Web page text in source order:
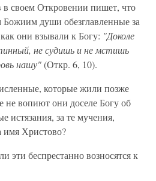
своем Откровении пишет, что
души обезглавленные за
они взывали к Богу: "Доколе
не судишь и не мстишь
нашу"(Откр. 6, 10).
которые жили позже
не вопиют они доселе Богу об
истязания, за те мучения,
имя Христово?
беспрестанно возносятся к